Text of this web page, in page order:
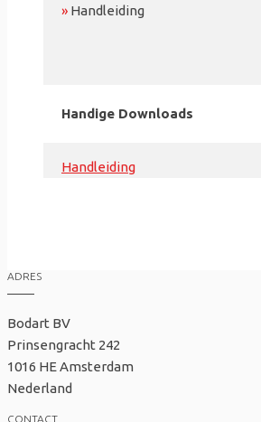
» Handleiding
Handige Downloads
Handleiding
ADRES
Bodart BV
Prinsengracht 242
1016 HE Amsterdam
Nederland
CONTACT